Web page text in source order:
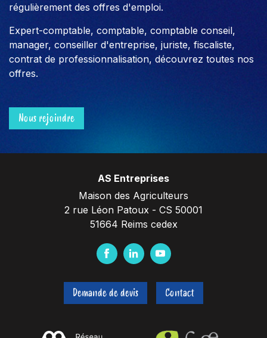
régulièrement des offres d'emploi.
Expert-comptable, comptable, comptable conseil,
manager, conseiller d'entreprise, juriste, fiscaliste,
contrat de professionnalisation, découvrez toutes nos
offres.
Nous rejoindre
AS Entreprises
Maison des Agriculteurs
2 rue Léon Patoux - CS 50001
51664 Reims cedex
F
c
e
L
n
k
Y
u
t
b
Demande de devis Contact